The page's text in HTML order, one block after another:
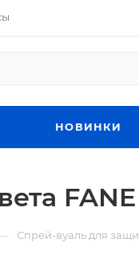
НОВИНКИ
Спрей-вуаль для